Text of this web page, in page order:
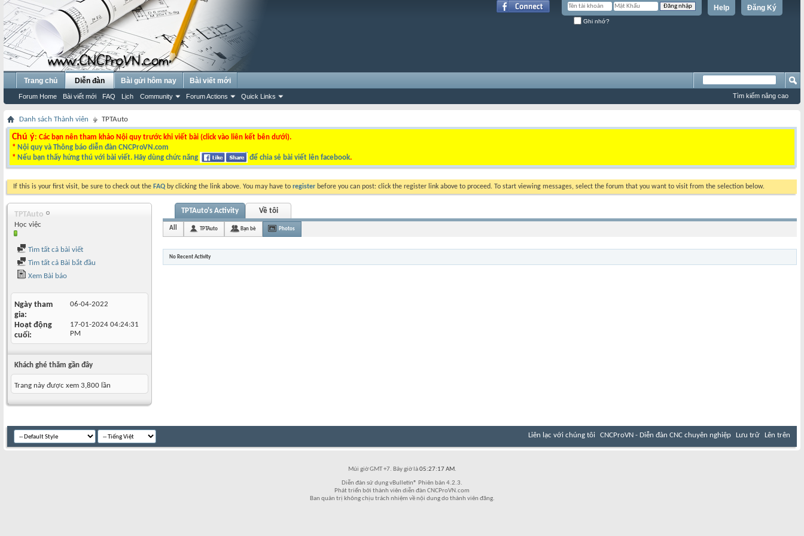
Đăng Ký
Help
Ghi nhớ?
Trang chủ Diễn đàn
Forum Home Bài viết mới FAQ Lịch Community Forum Actions Quick Links
Bài gửi hôm nay Bài viết mới
Tìm kiếm nâng cao
Danh sách Thành viên TPTAuto
Chú ý: Các bạn nên tham khảo Nội quy trước khi viết bài (click vào liên kết bên dưới).
* Nội quy và Thông báo diễn đàn CNCProVN.com
* Nếu bạn thấy hứng thú với bài viết. Hãy dùng chức năng để chia sẻ bài viết lên facebook.
If this is your first visit, be sure to check out the FAQ by clicking the link above. You may have to register before you can post: click the register link above to proceed. To start viewing messages, select the forum that you want to visit from the selection below.
TPTAuto
Học việc
Tìm tất cả bài viết
Tìm tất cả Bài bắt đầu
Xem Bài báo
Ngày tham
gia
06-04-2022
Hoạt động
cuối
17-01-2024 04:24:31
PM
Khách ghé thăm gần đây
Trang này được xem 3,800 lần
TPTAuto's Activity Về tôi
All TPTAuto Bạn bè Photos
No Recent Activity
Liên lạc với chúng tôi CNCProVN - Diễn đàn CNC chuyên nghiệp Lưu trữ Lên trên
Múi giờ GMT +7. Bây giờ là05:27:17 AM.
Diễn đàn sử dụng vBulletin® Phiên bản 4.2.3.
Phát triển bởi thành viên diễn đàn CNCProVN.com
Ban quản trị không chịu trách nhiệm về nội dung do thành viên đăng.